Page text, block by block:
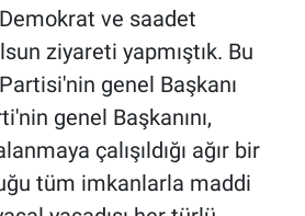
ve saadet
ziyareti yapmıştık. Bu
genel Başkanı
genel Başkanını,
çalışıldığı ağır bir
tüm imkanlarla maddi